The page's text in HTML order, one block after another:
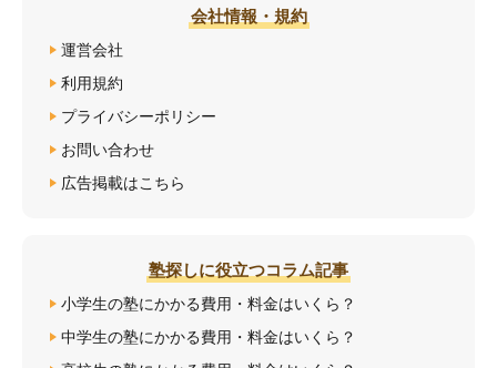
会社情報・規約
運営会社
利用規約
プライバシーポリシー
お問い合わせ
広告掲載はこちら
塾探しに役立つコラム記事
小学生の塾にかかる費用・料金はいくら？
中学生の塾にかかる費用・料金はいくら？